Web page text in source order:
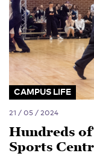
CAMPUS LIFE
21 / 05 / 2024
Hundreds
Sports